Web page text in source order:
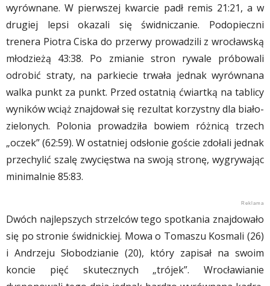
wyrównane. W pierwszej kwarcie padł remis 21:21, a w
drugiej lepsi okazali się świdniczanie. Podopieczni
trenera Piotra Ciska do przerwy prowadzili z wrocławską
młodzieżą 43:38. Po zmianie stron rywale próbowali
odrobić straty, na parkiecie trwała jednak wyrównana
walka punkt za punkt. Przed ostatnią ćwiartką na tablicy
wyników wciąż znajdował się rezultat korzystny dla biało-
zielonych. Polonia prowadziła bowiem różnicą trzech
„oczek” (62:59). W ostatniej odsłonie goście zdołali jednak
przechylić szalę zwycięstwa na swoją stronę, wygrywając
minimalnie 85:83.
Dwóch najlepszych strzelców tego spotkania znajdowało
się po stronie świdnickiej. Mowa o Tomaszu Kosmali (26)
i Andrzeju Słobodzianie (20), który zapisał na swoim
koncie pięć skutecznych „trójek”. Wrocławianie